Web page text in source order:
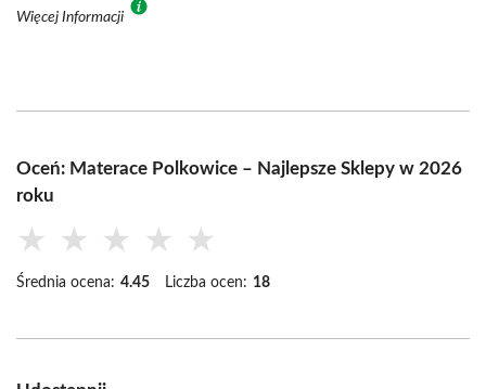
Więcej Informacji
Oceń: Materace Polkowice – Najlepsze Sklepy w 2026
roku
★ ★ ★ ★ ★
Średnia ocena: 4.45 Liczba ocen: 18